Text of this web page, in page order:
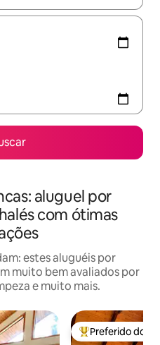
aluguel por
com ótimas
estes aluguéis por
muito bem avaliados por
e muito mais.
hóspedes Entre os
Preferido dos